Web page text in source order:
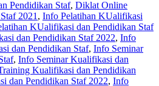
Pendidikan Staf, Diklat Online
2021 , Info Pelatihan KUalifikasi
KUalifikasi dan Pendidikan Staf
dan Pendidikan Staf 2022, Info
dan Pendidikan Staf, Info Seminar
, Info Seminar Kualifikasi dan
Kualifikasi dan Pendidikan
dan Pendidikan Staf 2022, Info